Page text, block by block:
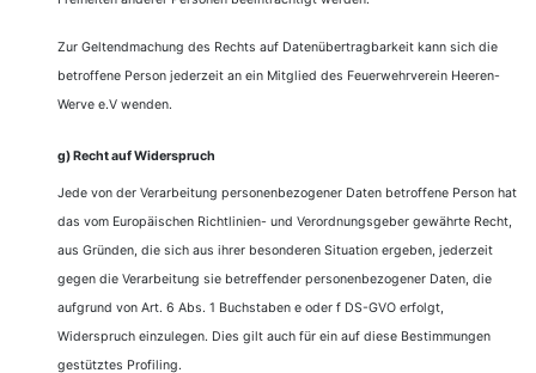
Zur Geltendmachung des Rechts auf Datenübertragbarkeit kann sich die
betroffene Person jederzeit an ein Mitglied des Feuerwehrverein Heeren-
Werve e.V wenden.
g) Recht auf Widerspruch
Jede von der Verarbeitung personenbezogener Daten betroffene Person hat
das vom Europäischen Richtlinien- und Verordnungsgeber gewährte Recht,
aus Gründen, die sich aus ihrer besonderen Situation ergeben, jederzeit
gegen die Verarbeitung sie betreffender personenbezogener Daten, die
aufgrund von Art. 6 Abs. 1 Buchstaben e oder f DS-GVO erfolgt,
Widerspruch einzulegen. Dies gilt auch für ein auf diese Bestimmungen
gestütztes Profiling.